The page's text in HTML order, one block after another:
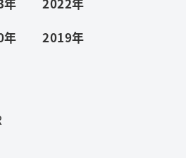
報
年
2019年